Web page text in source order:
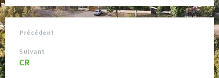
Précédent
Suivant
CR